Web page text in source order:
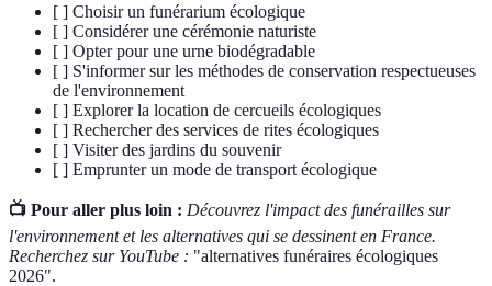
[ ] Choisir un funérarium écologique
[ ] Considérer une cérémonie naturiste
[ ] Opter pour une urne biodégradable
[ ] S'informer sur les méthodes de conservation respectueuses
de l'environnement
[ ] Explorer la location de cercueils écologiques
[ ] Rechercher des services de rites écologiques
[ ] Visiter des jardins du souvenir
[ ] Emprunter un mode de transport écologique
📺 Pour aller plus loin : Découvrez l'impact des funérailles sur
l'environnement et les alternatives qui se dessinent en France.
Recherchez sur YouTube : "alternatives funéraires écologiques
2026".